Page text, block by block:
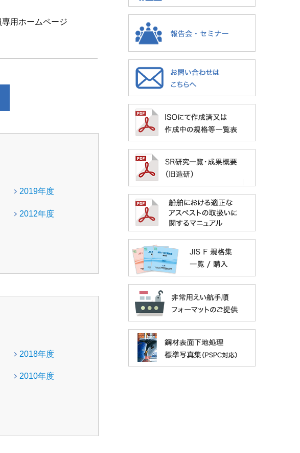
用ホームページ
2019年度
2012年度
2018年度
2010年度